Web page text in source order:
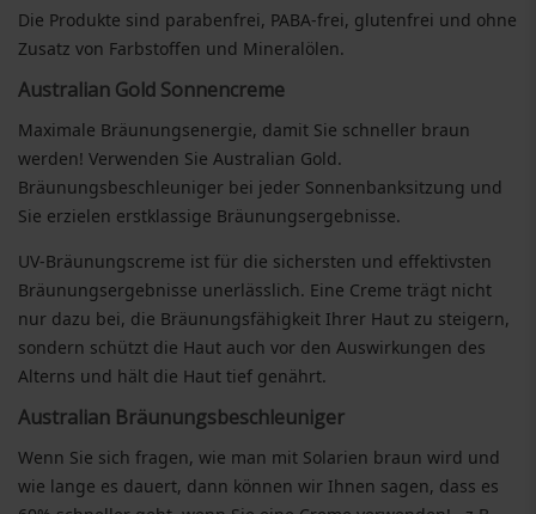
Die Produkte sind parabenfrei, PABA-frei, glutenfrei und ohne
Zusatz von Farbstoffen und Mineralölen.
Australian Gold Sonnencreme
Maximale Bräunungsenergie, damit Sie schneller braun
werden! Verwenden Sie Australian Gold.
Bräunungsbeschleuniger bei jeder Sonnenbanksitzung und
Sie erzielen erstklassige Bräunungsergebnisse.
UV-Bräunungscreme ist für die sichersten und effektivsten
Bräunungsergebnisse unerlässlich. Eine Creme trägt nicht
nur dazu bei, die Bräunungsfähigkeit Ihrer Haut zu steigern,
sondern schützt die Haut auch vor den Auswirkungen des
Alterns und hält die Haut tief genährt.
Australian Bräunungsbeschleuniger
Wenn Sie sich fragen, wie man mit Solarien braun wird und
wie lange es dauert, dann können wir Ihnen sagen, dass es